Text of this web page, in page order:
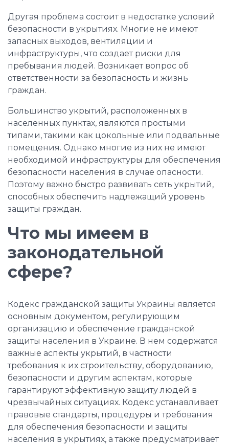
Другая проблема состоит в недостатке условий
безопасности в укрытиях. Многие не имеют
запасных выходов, вентиляции и
инфраструктуры, что создает риски для
пребывания людей. Возникает вопрос об
ответственности за безопасность и жизнь
граждан.
Большинство укрытий, расположенных в
населенных пунктах, являются простыми
типами, такими как цокольные или подвальные
помещения. Однако многие из них не имеют
необходимой инфраструктуры для обеспечения
безопасности населения в случае опасности.
Поэтому важно быстро развивать сеть укрытий,
способных обеспечить надлежащий уровень
защиты граждан.
Что мы имеем в
законодательной
сфере?
Кодекс гражданской защиты Украины является
основным документом, регулирующим
организацию и обеспечение гражданской
защиты населения в Украине. В нем содержатся
важные аспекты укрытий, в частности
требования к их строительству, оборудованию,
безопасности и другим аспектам, которые
гарантируют эффективную защиту людей в
чрезвычайных ситуациях. Кодекс устанавливает
правовые стандарты, процедуры и требования
для обеспечения безопасности и защиты
населения в укрытиях, а также предусматривает